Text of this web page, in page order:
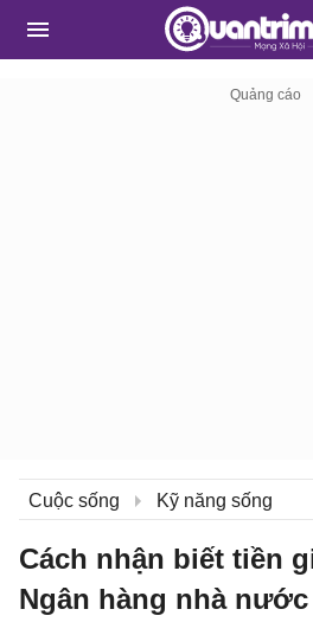
Cuộc sống Kỹ năng sống
Cách nhận biết tiền
Ngân hàng nhà